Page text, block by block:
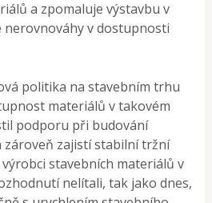
a zpomaluje výstavbu v
v dostupnosti
politika na stavebním trhu
materiálů v takovém
podporu při budování
zároveň zajistí stabilní tržní
stavebních materiálů v
nelítali, tak jako dnes,